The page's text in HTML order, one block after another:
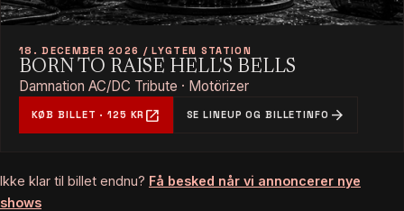
18. DECEMBER 2026 / LYGTEN STATION
BORN TO RAISE HELL'S BELLS
Damnation AC/DC Tribute · Motörizer
KØB BILLET · 125 KR open_in_new SE LINEUP OG BILLETINFO arrow_forward
Ikke klar til billet endnu? Få besked når vi annoncerer nye
shows